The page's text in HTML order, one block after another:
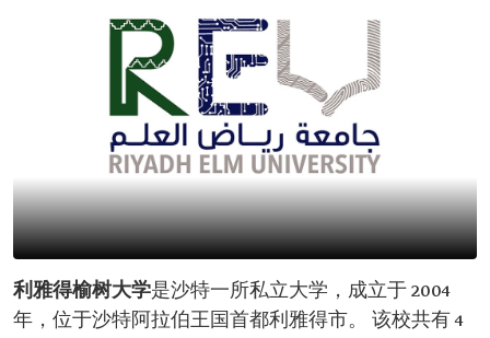
利雅得榆树大学是沙特一所私立大学，成立于 2004
年，位于沙特阿拉伯王国首都利雅得市。 该校共有 4